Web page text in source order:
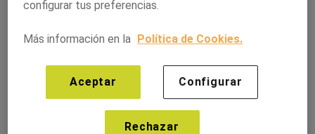
Ingredientes:
• 1 pieza de chuleta de cerdo
• 100 ml de aceite oliva virgen
configurar tus preferencias.
Más información en la Política de Cookies.
Configurar
Rechazar
Aceptar